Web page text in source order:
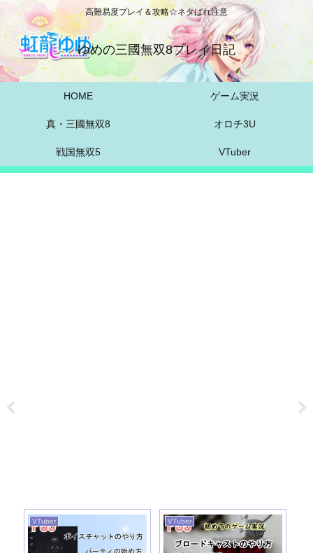
高難易度プレイ＆攻略☆ネタばれ注意
ゆめの三國無双8プレイ日記
HOME ゲーム実況
真・三國無双8 オロチ3U
戦国無双5 VTuber
VTuber VTuber